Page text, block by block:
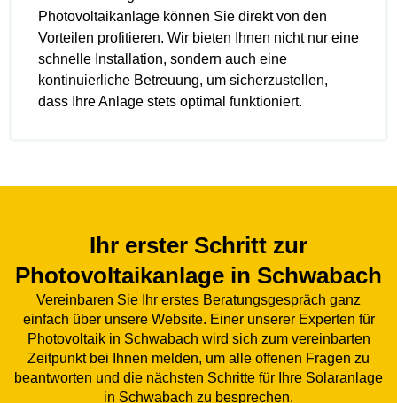
Photovoltaikanlage können Sie direkt von den
Vorteilen profitieren. Wir bieten Ihnen nicht nur eine
schnelle Installation, sondern auch eine
kontinuierliche Betreuung, um sicherzustellen,
dass Ihre Anlage stets optimal funktioniert.
Ihr erster Schritt zur
Photovoltaikanlage in Schwabach
Vereinbaren Sie Ihr erstes Beratungsgespräch ganz
einfach über unsere Website. Einer unserer Experten für
Photovoltaik in Schwabach wird sich zum vereinbarten
Zeitpunkt bei Ihnen melden, um alle offenen Fragen zu
beantworten und die nächsten Schritte für Ihre Solaranlage
in Schwabach zu besprechen.